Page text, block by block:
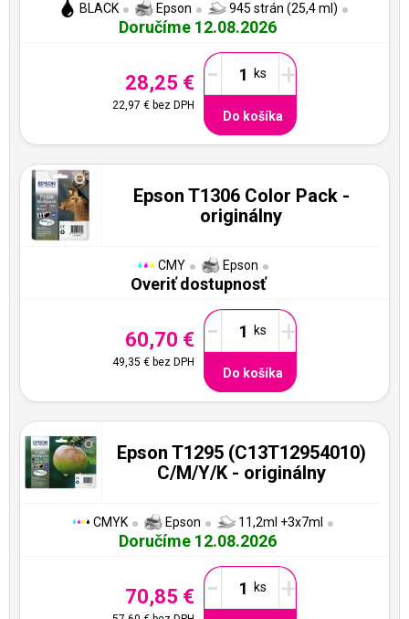
BLACK Epson 945 strán (25,4 ml)
Doručíme 12.08.2026
28,25 €
22,97 € bez DPH
- +
Do košíka
Epson T1306 Color Pack -
originálny
CMY Epson
Overiť dostupnosť
60,70 €
49,35 € bez DPH
- +
Do košíka
Epson T1295 (C13T12954010)
C/M/Y/K - originálny
CMYK Epson 11,2ml +3x7ml
Doručíme 12.08.2026
70,85 € - +